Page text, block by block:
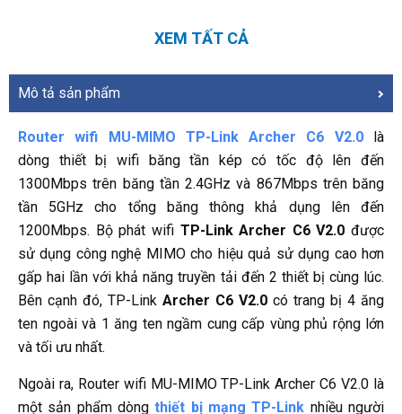
XEM TẤT CẢ
Mô tả sản phẩm
Router wifi MU-MIMO TP-Link Archer C6 V2.0là
dòng thiết bị wifi băng tần kép có tốc độ lên đến
1300Mbps trên băng tần 2.4GHz và 867Mbps trên băng
tần 5GHz cho tổng băng thông khả dụng lên đến
1200Mbps. Bộ phát wifiTP-Link Archer C6 V2.0 được
sử dụng công nghệ MIMO cho hiệu quả sử dụng cao hơn
gấp hai lần với khả năng truyền tải đến 2 thiết bị cùng lúc.
Bên cạnh đó, TP-Link Archer C6 V2.0 có trang bị 4 ăng
ten ngoài và 1 ăng ten ngầm cung cấp vùng phủ rộng lớn
và tối ưu nhất.
Ngoài ra, Router wifi MU-MIMO TP-Link Archer C6 V2.0 là
một sản phẩm dòngthiết bị mạng TP-Link nhiều người